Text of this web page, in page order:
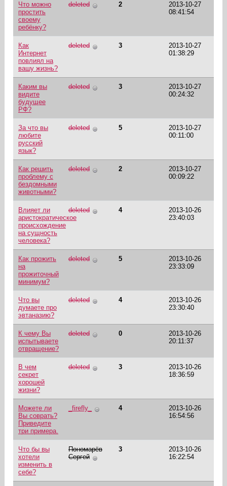
Что можно
простить
своему
ребёнку?
deleted 2
2013-10-27
08:41:54
Как
Интернет
повлиял на
вашу жизнь?
deleted 3
2013-10-27
01:38:29
Каким вы
видите
будущее
РФ?
deleted 3
2013-10-27
00:24:32
За что вы
любите
русский
язык?
deleted 5
2013-10-27
00:11:00
Как решить
проблему с
бездомными
животными?
deleted 2
2013-10-27
00:09:22
Влияет ли
аристократическое
происхождение
на сущность
человека?
deleted 4
2013-10-26
23:40:03
Как прожить
на
прожиточный
минимум?
deleted 5
2013-10-26
23:33:09
Что вы
думаете про
эвтаназию?
deleted 4
2013-10-26
23:30:40
К чему Вы
испытываете
отвращение?
deleted 0
2013-10-26
20:11:37
В чем
секрет
хорошей
жизни?
deleted 3
2013-10-26
18:36:59
Можете ли
Вы соврать?
Приведите
три примера.
_firefly_ 4
2013-10-26
16:54:56
Что бы вы
хотели
изменить в
себе?
Пономарёв
Сергей
3
2013-10-26
16:22:54